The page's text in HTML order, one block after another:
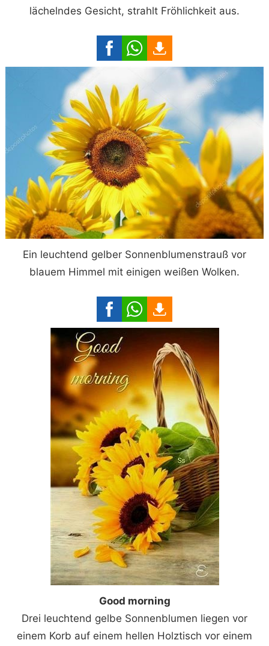
lächelndes Gesicht, strahlt Fröhlichkeit aus.
Ein leuchtend gelber Sonnenblumenstrauß vor
blauem Himmel mit einigen weißen Wolken.
Good morning
Drei leuchtend gelbe Sonnenblumen liegen vor
einem Korb auf einem hellen Holztisch vor einem